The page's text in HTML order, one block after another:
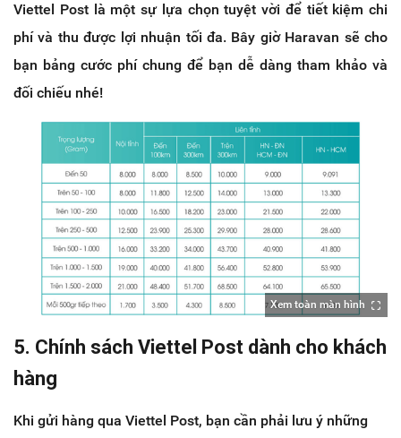
Viettel Post là một sự lựa chọn tuyệt vời để tiết kiệm chi
phí và thu được lợi nhuận tối đa. Bây giờ Haravan sẽ cho
bạn bảng cước phí chung để bạn dễ dàng tham khảo và
đối chiếu nhé!
Xem toàn màn hình
5. Chính sách Viettel Post dành cho khách
hàng
Khi gửi hàng qua Viettel Post, bạn cần phải lưu ý những